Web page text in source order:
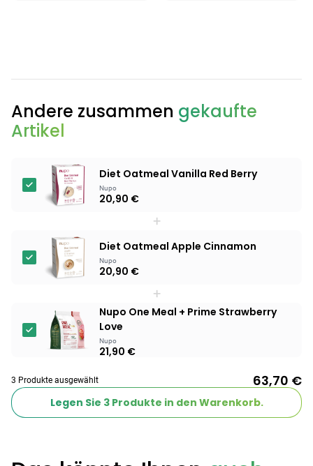
Andere zusammen gekaufte
Artikel
Diet Oatmeal Vanilla Red Berry
Nupo
20,90 €
+
Diet Oatmeal Apple Cinnamon
Nupo
20,90 €
+
Nupo One Meal + Prime Strawberry
Love
Nupo
21,90 €
3 Produkte ausgewählt 63,70 €
Legen Sie 3Produkte in den Warenkorb.